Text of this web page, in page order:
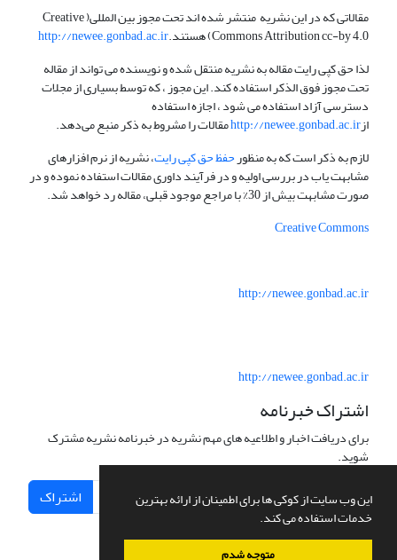
این وب سایت از کوکی ها برای اطمینان از ارائه بهترین
خدمات استفاده می کند.
متوجه شدم
مقالاتی که در این نشریه منتشر شده اند تحت مجوز بین المللی( Creative
Commons Attribution cc-by 4.0) هستند.
http://newee.gonbad.ac.ir
لذا حق کپی رایت مقاله به نشریه منتقل شده و نویسنده می تواند از مقاله
تحت مجوز فوق الذکر استفاده کند. این مجوز ، که توسط بسیاری از مجلات
دسترسی آزاد استفاده می شود ، اجازه استفاده
ازhttp://newee.gonbad.ac.irمقالات را مشروط به ذکر منبع می‌دهد.
لازم به ذکر است که به منظورحفظ حق کپی رایت، نشریه از نرم افزارهای
مشابهت یاب در بررسی اولیه و در فرآیند داوری مقالات استفاده نموده و در
صورت مشابهت بیش از 30% با مراجع موجود قبلی، مقاله رد خواهد شد.
Creative Commons
http://newee.gonbad.ac.ir
http://newee.gonbad.ac.ir
اشتراک خبرنامه
برای دریافت اخبار و اطلاعیه های مهم نشریه در خبرنامه نشریه مشترک
شوید.
اشتراک